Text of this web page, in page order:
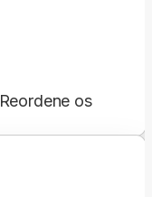
os